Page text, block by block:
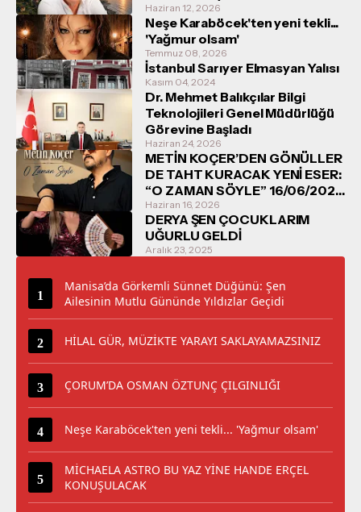
Haziran 12, 2026
Neşe Karaböcek'ten yeni tekli...
'Yağmur olsam'
Temmuz 08, 2026
İstanbul Sarıyer Elmasyan Yalısı
Kasım 04, 2024
Dr. Mehmet Balıkçılar Bilgi
Teknolojileri Genel Müdürlüğü
Görevine Başladı
Haziran 24, 2026
METİN KOÇER’DEN GÖNÜLLER
DE TAHT KURACAK YENİ ESER:
“O ZAMAN SÖYLE” 16/06/2026
TARİHİNDE DİNLEYİCİYLE
BULUŞUYOR
Haziran 16, 2026
DERYA ŞEN ÇOCUKLARIM
UĞURLU GELDİ
Aralık 23, 2025
Manisa’da Görkemli Sünnet Düğünü: Şen
Ailesinin Mutlu Gününde Yıldızlar Geçidi
HİLAL GÜR, MÜZİKTE YARAYI SAKLAYAMAZSINIZ
ÇORUM’DA OSMAN ÖZTUNÇ ÇILGINLIĞI
Neşe Karaböcek'ten yeni tekli... 'Yağmur olsam'
MİCHAELA ASTRO BU YAZ YİNE HANDE ERÇEL
KONUŞULACAK